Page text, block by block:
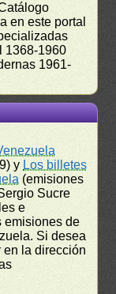
en este portal
1368-1960
1961-
y Los billetes
(emisiones
Sucre
e
emisiones de
Si desea
en la dirección